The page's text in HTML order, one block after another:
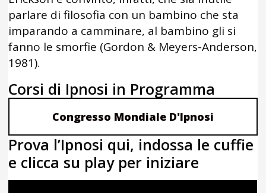
parlare di filosofia con un bambino che sta
imparando a camminare, al bambino gli si
fanno le smorfie (Gordon & Meyers-Anderson,
1981).
Corsi di Ipnosi in Programma
Congresso Mondiale D'Ipnosi
Prova l’Ipnosi qui, indossa le cuffie
e clicca su play per iniziare